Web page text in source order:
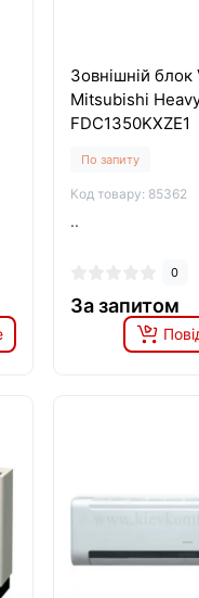
Зовнішній блок
Mitsubishi
FDC1350KXZE1
По запиту
Код товару: 85362
..
0
За запитом